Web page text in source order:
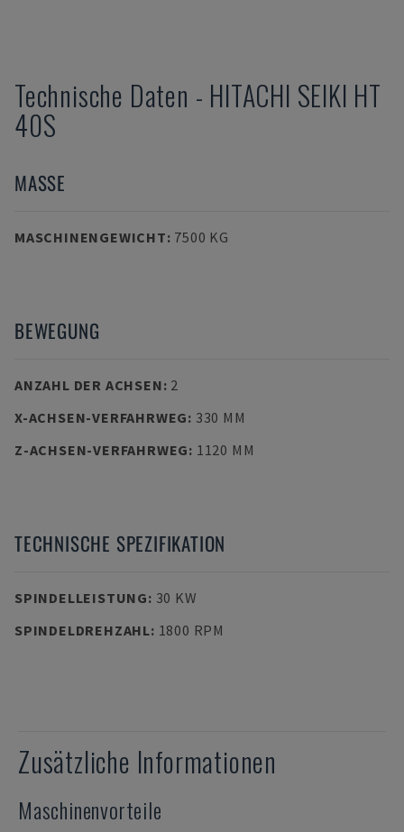
Technische Daten - HITACHI SEIKI HT
40S
MASSE
MASCHINENGEWICHT: 7500 KG
BEWEGUNG
ANZAHL DER ACHSEN: 2
X-ACHSEN-VERFAHRWEG: 330 MM
Z-ACHSEN-VERFAHRWEG: 1120 MM
TECHNISCHE SPEZIFIKATION
SPINDELLEISTUNG: 30 KW
SPINDELDREHZAHL: 1800 RPM
Zusätzliche Informationen
Maschinenvorteile